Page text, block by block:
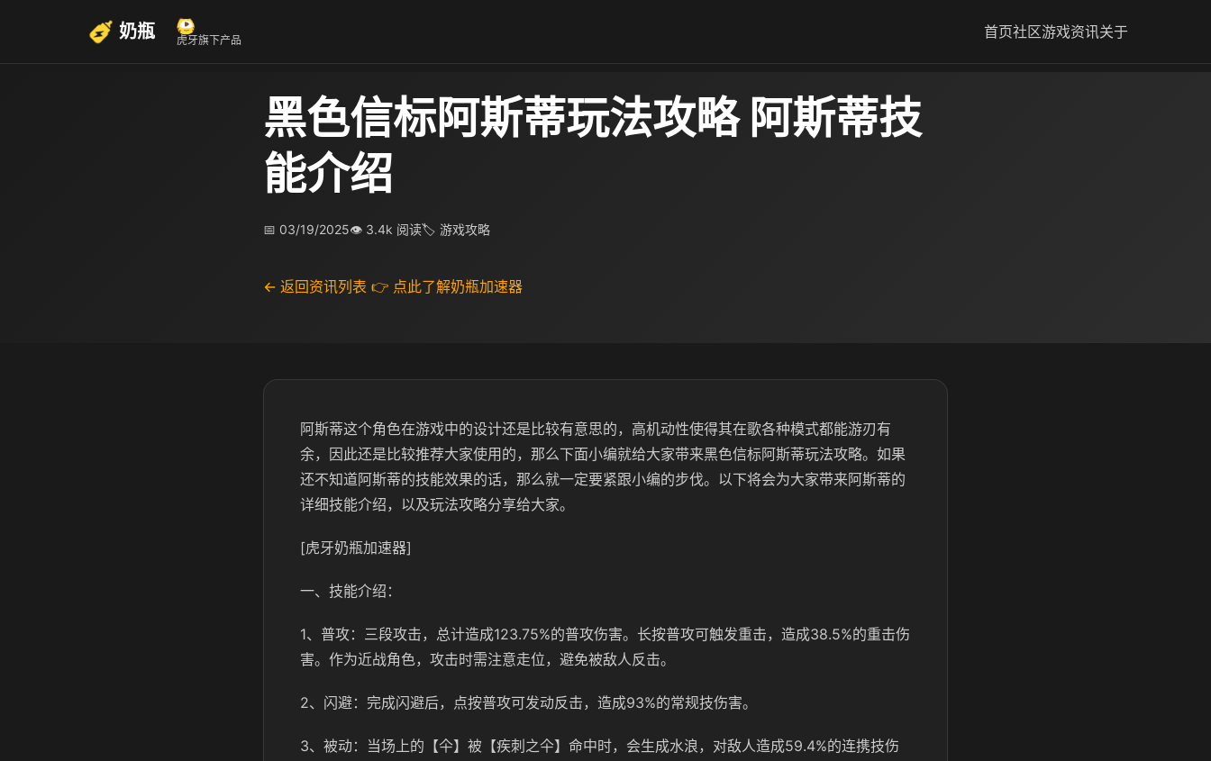
奶瓶 虎牙旗下产品 首页社区游戏资讯关于
黑色信标阿斯蒂玩法攻略 阿斯蒂技
能介绍
📅 03/19/2025👁 3.4k 阅读🏷 游戏攻略
← 返回资讯列表 👉 点此了解奶瓶加速器
阿斯蒂这个角色在游戏中的设计还是比较有意思的，高机动性使得其在歌各种模式都能游刃有
余，因此还是比较推荐大家使用的，那么下面小编就给大家带来黑色信标阿斯蒂玩法攻略。如果
还不知道阿斯蒂的技能效果的话，那么就一定要紧跟小编的步伐。以下将会为大家带来阿斯蒂的
详细技能介绍，以及玩法攻略分享给大家。
[虎牙奶瓶加速器]
一、技能介绍：
1、普攻：三段攻击，总计造成123.75%的普攻伤害。长按普攻可触发重击，造成38.5%的重击伤
害。作为近战角色，攻击时需注意走位，避免被敌人反击。
2、闪避：完成闪避后，点按普攻可发动反击，造成93%的常规技伤害。
3、被动：当场上的【仐】被【疾刺之仐】命中时，会生成水浪，对敌人造成59.4%的连携技伤